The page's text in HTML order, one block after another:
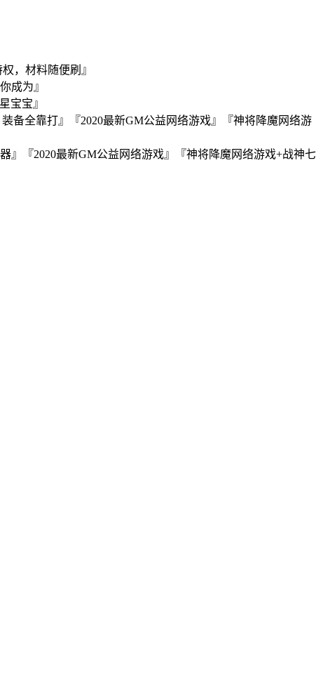
，材料随便刷』
成为』
宝宝』
备全靠打』『2020最新GM公益网络游戏』『神将降魔网络游
』『2020最新GM公益网络游戏』『神将降魔网络游戏+战神七